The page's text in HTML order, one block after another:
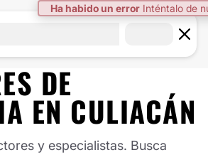
Ha habido un error Inténtalo de
DE
EN CULIACÁN
y especialistas. Busca